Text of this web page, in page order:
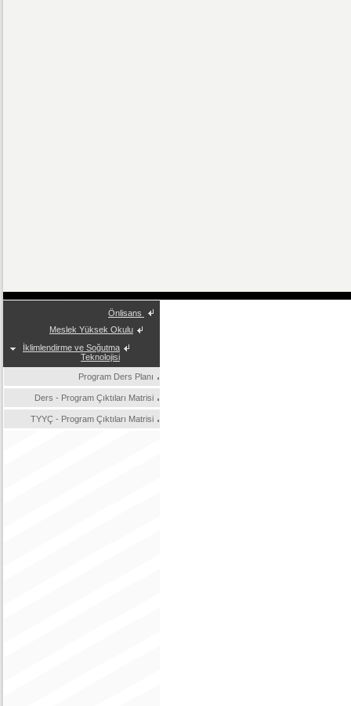
Önlisans
Meslek Yüksek Okulu
İklimlendirme ve Soğutma
Teknolojisi
Program Ders Planı
Ders - Program Çıktıları Matrisi
TYYÇ - Program Çıktıları Matrisi